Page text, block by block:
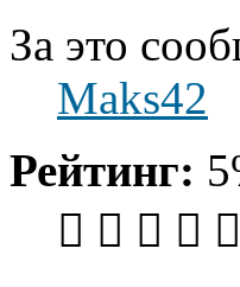
За это
Maks42
Рейтинг: